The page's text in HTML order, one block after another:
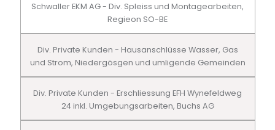
Schwaller EKM AG - Div. Spleiss und Montagearbeiten,
Regieon SO-BE
Div. Private Kunden - Hausanschlüsse Wasser, Gas
und Strom, Niedergösgen und umligende Gemeinden
Div. Private Kunden - Erschliessung EFH Wynefeldweg
24 inkl. Umgebungsarbeiten, Buchs AG